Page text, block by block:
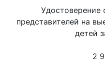
Удостоверение
представителей на
детей
2